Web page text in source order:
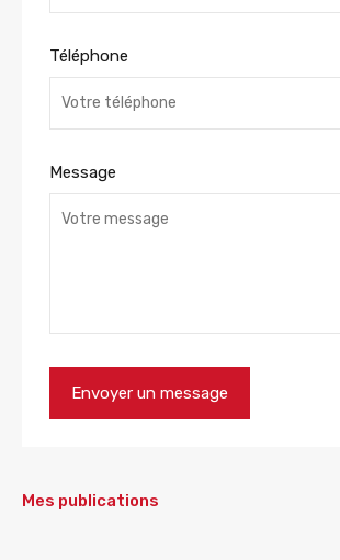
Téléphone
Message
Mes publications